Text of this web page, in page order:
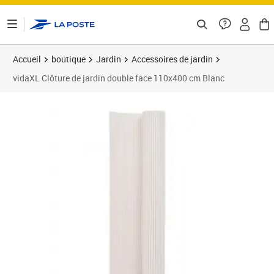
Accueil boutique Jardin
Accessoires de jardin
vidaXL Clôture de jardin double face 110x400 cm Blanc